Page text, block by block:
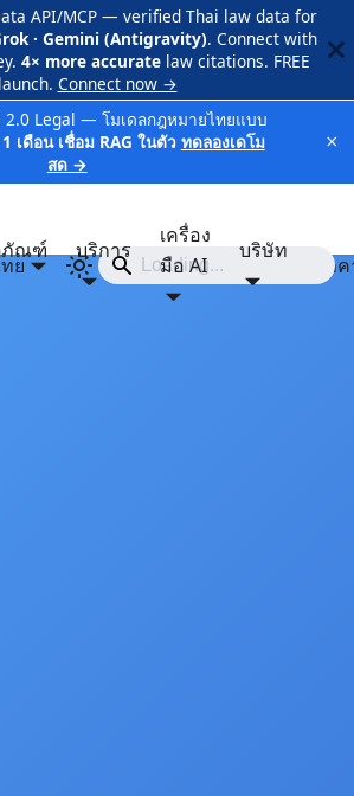
API/MCP — verified Thai law data for
· Gemini (Antigravity). Connect with
4× more accurate law citations. FREE
Connect now →
2.0 Legal — โมเดลกฎหมายไทยแบบ
เดือน เชื่อม RAG ในตัว ทดลองเดโม
สด →
×
ภัณฑ์ บริการ
เครื่อง
มือ AI
บริษัท
รา
ย